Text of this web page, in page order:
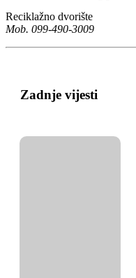
Reciklažno dvorište
Mob. 099-490-3009
Zadnje vijesti